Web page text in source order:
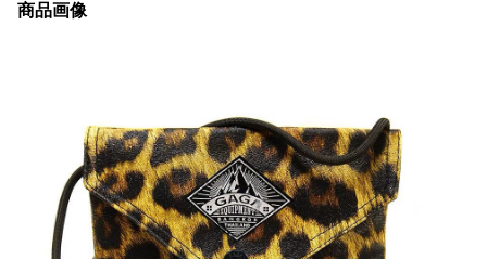
商品画像